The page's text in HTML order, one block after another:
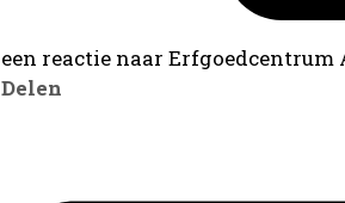
een reactie naar
Delen